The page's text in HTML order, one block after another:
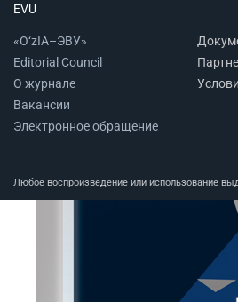
EVU
«O‘zIA–ЭВУ»
Editorial Council
О журнале
Вакансии
Электронное обращение
Любое воспроизведение или использование